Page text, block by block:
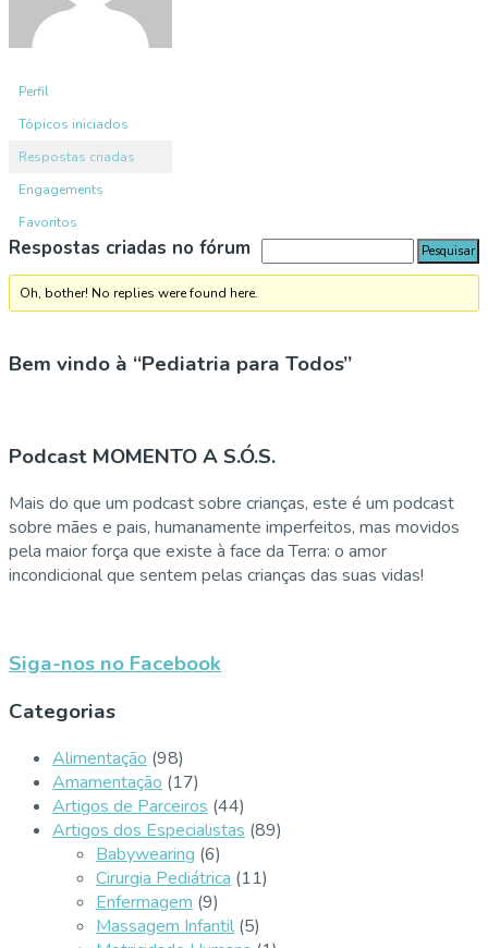
Perfil
Tópicos iniciados
Respostas criadas
Engagements
Favoritos
Respostas criadas no fórum
Oh, bother! No replies were found here.
Bem vindo à “Pediatria para Todos”
Podcast MOMENTO A S.Ó.S.
Mais do que um podcast sobre crianças, este é um podcast
sobre mães e pais, humanamente imperfeitos, mas movidos
pela maior força que existe à face da Terra: o amor
incondicional que sentem pelas crianças das suas vidas!
Siga-nos no Facebook
Categorias
Alimentação (98)
Amamentação (17)
Artigos de Parceiros (44)
Artigos dos Especialistas (89)
Babywearing (6)
Cirurgia Pediátrica (11)
Enfermagem (9)
Massagem Infantil (5)